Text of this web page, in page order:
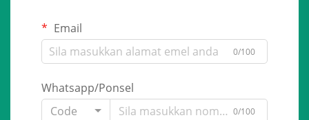
Email
0/100
Whatsapp/Ponsel
Code
0/100